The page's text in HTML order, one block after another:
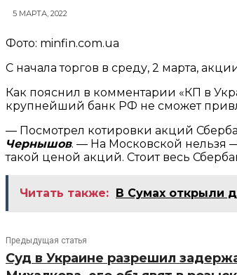
5 МАРТА, 2022
Фото: minfin.com.ua
С начала торгов в среду, 2 марта,
Как пояснил в комментарии «КП в
крупнейший банк РФ не сможет
— Посмотрел котировки акций
Чернышов. — На Московской нельзя
такой ценой акций. Стоит весь
Читать также: В Сумах открыли
Предыдущая статья
Суд в Украине разрешил